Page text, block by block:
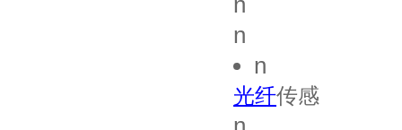
n
n
光纤传感